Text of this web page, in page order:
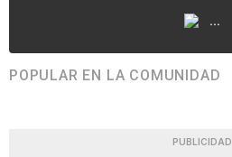
...
POPULAR EN LA COMUNIDAD
PUBLICIDAD